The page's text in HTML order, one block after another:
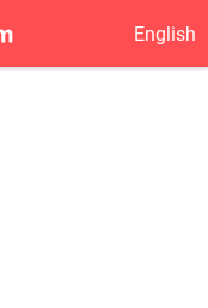
English